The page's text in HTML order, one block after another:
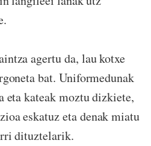
agertu da, lau kotxe
bat. Uniformedunak
kateak moztu dizkiete,
eskatuz eta denak miatu
dituztelarik.